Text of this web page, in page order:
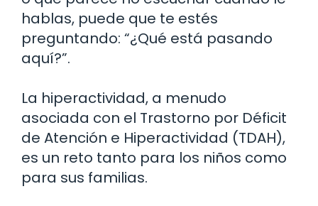
hablas, puede que te estés
preguntando: “¿Qué está pasando
aquí?”.
La hiperactividad, a menudo
asociada con el Trastorno por Déficit
de Atención e Hiperactividad (TDAH),
es un reto tanto para los niños como
para sus familias.